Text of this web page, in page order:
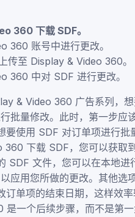
360 下载 SDF。
360 账号中进行更改。
传至 Display & Video 360。
360 中对 SDF 进行更改。
& Video 360 广告系列，
批量修改。此时，第一步
要使用 SDF 对订单项进行批
下载 SDF，您可以获取
SDF 文件，您可以在本地
应用您所做的更改。其他
订单项的结束日期，这样效
一个后续步骤，而不是第